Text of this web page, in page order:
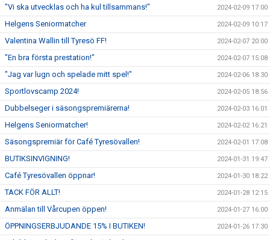
"Vi ska utvecklas och ha kul tillsammans!" 2024-02-09 17:00
Helgens Seniormatcher 2024-02-09 10:17
Valentina Wallin till Tyresö FF! 2024-02-07 20:00
"En bra första prestation!" 2024-02-07 15:08
"Jag var lugn och spelade mitt spel!" 2024-02-06 18:30
Sportlovscamp 2024! 2024-02-05 18:56
Dubbelseger i säsongspremiärerna! 2024-02-03 16:01
Helgens Seniormatcher! 2024-02-02 16:21
Säsongspremiär för Café Tyresövallen! 2024-02-01 17:08
BUTIKSINVIGNING! 2024-01-31 19:47
Café Tyresövallen öppnar! 2024-01-30 18:22
TACK FÖR ALLT! 2024-01-28 12:15
Anmälan till Vårcupen öppen! 2024-01-27 16:00
ÖPPNINGSERBJUDANDE 15% I BUTIKEN! 2024-01-26 17:30